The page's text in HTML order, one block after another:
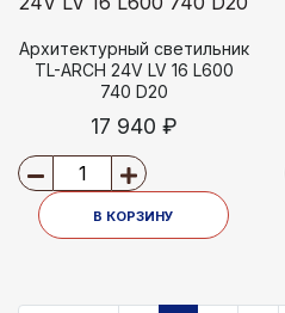
Архитектурный светильник
TL-ARCH 24V LV 16 L600
740 D20
17 940 ₽
В КОРЗИНУ